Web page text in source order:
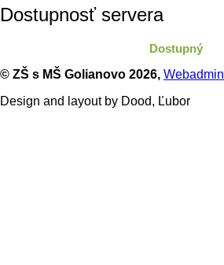
Dostupnosť servera
Dostupný
© ZŠ s MŠ Golianovo 2026, Webadmin
Design and layout by Dood, Ľubor